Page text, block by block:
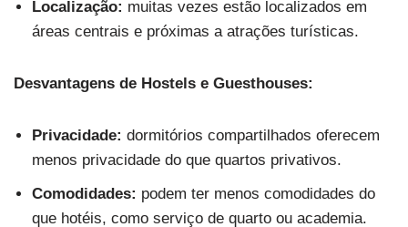
Localização: muitas vezes estão localizados em
áreas centrais e próximas a atrações turísticas.
Desvantagens de Hostels e Guesthouses:
Privacidade: dormitórios compartilhados oferecem
menos privacidade do que quartos privativos.
Comodidades: podem ter menos comodidades do
que hotéis, como serviço de quarto ou academia.